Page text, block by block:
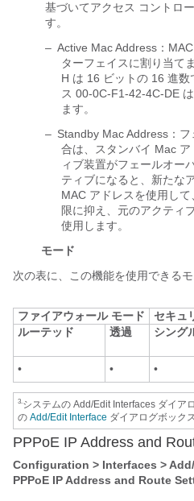
基づいてアクセス コントロ
す。
– Active Mac Address：
ターフェイスに割り当てま
H は 16 ビットの 16 進
ス 00-0C-F1-42-4C-DE
ます。
– Standby Mac Address：
合は、スタンバイ Mac
ィブ装置がフェールオー
ティブになると、新たな
MAC アドレスを使用し
限に抑え、元のアクティ
使用します。
モード
次の表に、この機能を使用できるモ
ファイアウォール モード
セキュ
ルーテッド
透過 シング
• • •
3.システムの Add/Edit Interfaces ダイア
の Add/Edit Interface ダイアログボック
PPPoE IP Address and
Configuration > Interfaces >
PPPoE IP Address and Route